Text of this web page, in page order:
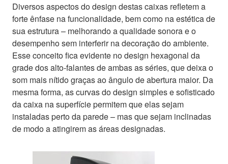
Diversos aspectos do design destas caixas refletem a
forte ênfase na funcionalidade, bem como na estética de
sua estrutura – melhorando a qualidade sonora e o
desempenho sem interferir na decoração do ambiente.
Esse conceito fica evidente no design hexagonal da
grade dos alto-falantes de ambas as séries, que deixa o
som mais nítido graças ao ângulo de abertura maior. Da
mesma forma, as curvas do design simples e sofisticado
da caixa na superfície permitem que elas sejam
instaladas perto da parede – mas que sejam inclinadas
de modo a atingirem as áreas designadas.